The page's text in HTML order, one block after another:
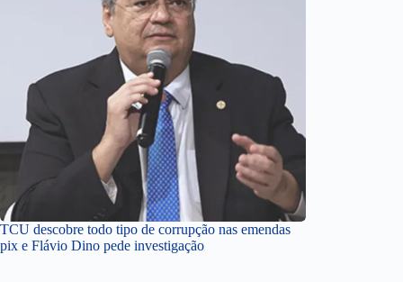
TCU descobre todo tipo de corrupção nas emendas
pix e Flávio Dino pede investigação